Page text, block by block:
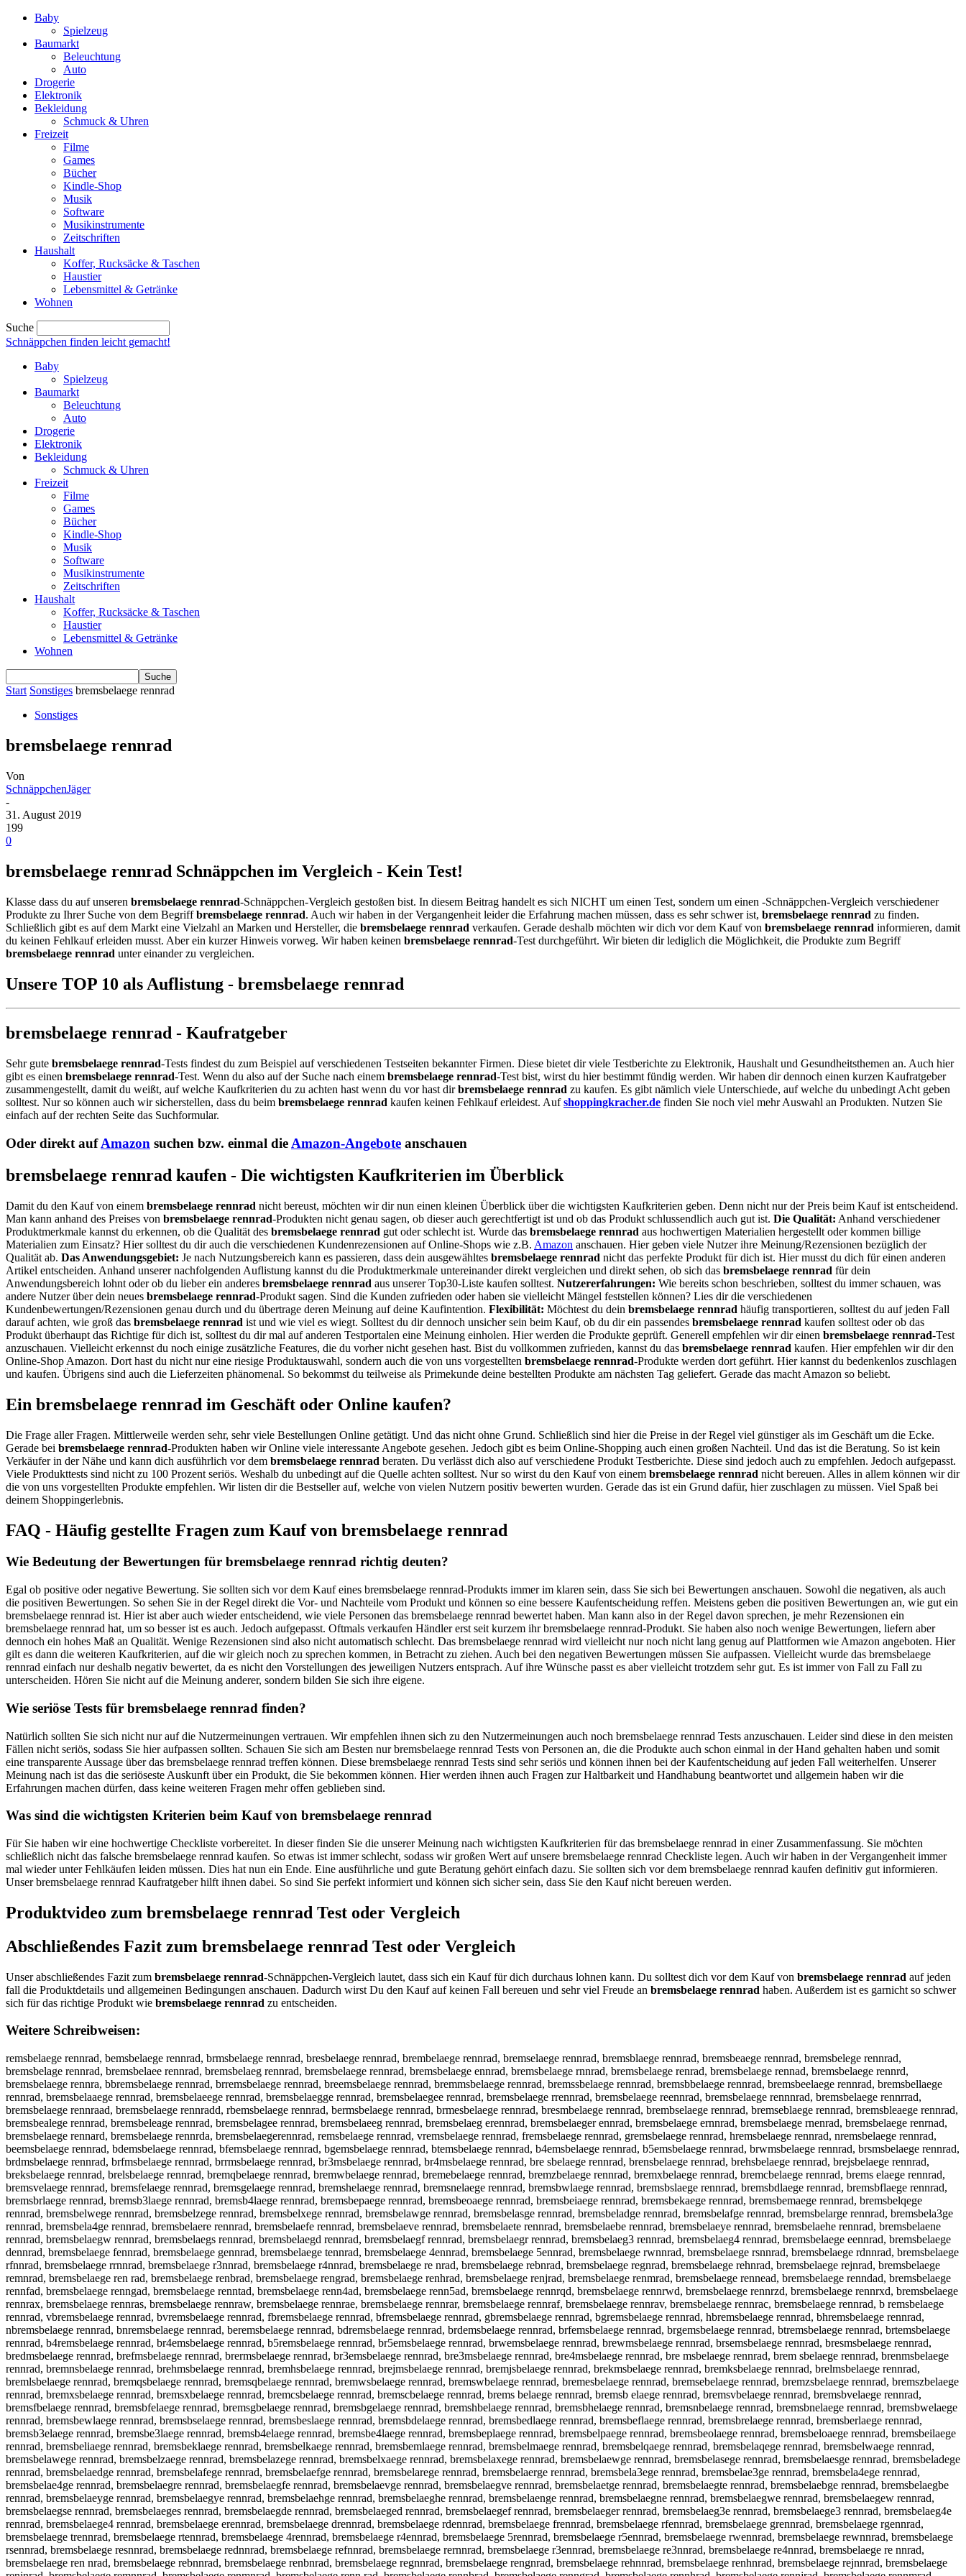
Baby
Spielzeug
Baumarkt
Beleuchtung
Auto
Drogerie
Elektronik
Bekleidung
Schmuck & Uhren
Freizeit
Filme
Games
Bücher
Kindle-Shop
Musik
Software
Musikinstrumente
Zeitschriften
Haushalt
Koffer, Rucksäcke & Taschen
Haustier
Lebensmittel & Getränke
Wohnen
Suche
Schnäppchen finden leicht gemacht!
Baby
Spielzeug
Baumarkt
Beleuchtung
Auto
Drogerie
Elektronik
Bekleidung
Schmuck & Uhren
Freizeit
Filme
Games
Bücher
Kindle-Shop
Musik
Software
Musikinstrumente
Zeitschriften
Haushalt
Koffer, Rucksäcke & Taschen
Haustier
Lebensmittel & Getränke
Wohnen
Start Sonstiges bremsbelaege rennrad
Sonstiges
bremsbelaege rennrad
Von
SchnäppchenJäger
-
31. August 2019
199
0
bremsbelaege rennrad Schnäppchen im Vergleich - Kein Test!
Klasse dass du auf unseren bremsbelaege rennrad-Schnäppchen-Vergleich gestoßen bist. In diesem Beitrag handelt es sich NICHT um einen Test, sondern um einen -Schnäppchen-Vergleich verschiedener
Produkte zu Ihrer Suche von dem Begriffbremsbelaege rennrad. Auch wir haben in der Vergangenheit leider die Erfahrung machen müssen, dass es sehr schwer ist, bremsbelaege rennrad zu finden.
Schließlich gibt es auf dem Markt eine Vielzahl an Marken und Hersteller, die bremsbelaege rennrad verkaufen. Gerade deshalb möchten wir dich vor dem Kauf von bremsbelaege rennrad informieren, damit
du keinen Fehlkauf erleiden musst. Aber ein kurzer Hinweis vorweg. Wir haben keinen bremsbelaege rennrad-Test durchgeführt. Wir bieten dir lediglich die Möglichkeit, die Produkte zum Begriff
bremsbelaege rennrad unter einander zu vergleichen.
Unsere TOP 10 als Auflistung - bremsbelaege rennrad
bremsbelaege rennrad - Kaufratgeber
Sehr gute bremsbelaege rennrad-Tests findest du zum Beispiel auf verschiedenen Testseiten bekannter Firmen. Diese bietet dir viele Testberichte zu Elektronik, Haushalt und Gesundheitsthemen an. Auch hier
gibt es einen bremsbelaege rennrad-Test. Wenn du also auf der Suche nach einem bremsbelaege rennrad-Test bist, wirst du hier bestimmt fündig werden. Wir haben dir dennoch einen kurzen Kaufratgeber
zusammengestellt, damit du weißt, auf welche Kaufkriterien du zu achten hast wenn du vor hast dirbremsbelaege rennrad zu kaufen. Es gibt nämlich viele Unterschiede, auf welche du unbedingt Acht geben
solltest. Nur so können auch wir sicherstellen, dass du beim bremsbelaege rennrad kaufen keinen Fehlkauf erleidest. Aufshoppingkracher.de finden Sie noch viel mehr Auswahl an Produkten. Nutzen Sie
einfach auf der rechten Seite das Suchformular.
Oder direkt aufAmazon suchen bzw. einmal die Amazon-Angebote anschauen
bremsbelaege rennrad kaufen - Die wichtigsten Kaufkriterien im Überblick
Damit du den Kauf von einem bremsbelaege rennrad nicht bereust, möchten wir dir nun einen kleinen Überblick über die wichtigsten Kaufkriterien geben. Denn nicht nur der Preis beim Kauf ist entscheidend.
Man kann anhand des Preises von bremsbelaege rennrad-Produkten nicht genau sagen, ob dieser auch gerechtfertigt ist und ob das Produkt schlussendlich auch gut ist. Die Qualität: Anhand verschiedener
Produktmerkmale kannst du erkennen, ob die Qualität des bremsbelaege rennrad gut oder schlecht ist. Wurde das bremsbelaege rennrad aus hochwertigen Materialien hergestellt oder kommen billige
Materialien zum Einsatz? Hier solltest du dir auch die verschiedenen Kundenrezensionen auf Online-Shops wie z.B. Amazon anschauen. Hier geben viele Nutzer ihre Meinung/Rezensionen bezüglich der
Qualität ab. Das Anwendungsgebiet: Je nach Nutzungsbereich kann es passieren, dass dein ausgewähltes bremsbelaege rennrad nicht das perfekte Produkt für dich ist. Hier musst du dich für einen anderen
Artikel entscheiden. Anhand unserer nachfolgenden Auflistung kannst du die Produktmerkmale untereinander direkt vergleichen und direkt sehen, ob sich das bremsbelaege rennrad für dein
Anwendungsbereich lohnt oder ob du lieber ein anderes bremsbelaege rennrad aus unserer Top30-Liste kaufen solltest. Nutzererfahrungen: Wie bereits schon beschrieben, solltest du immer schauen, was
andere Nutzer über dein neues bremsbelaege rennrad-Produkt sagen. Sind die Kunden zufrieden oder haben sie vielleicht Mängel feststellen können? Lies dir die verschiedenen
Kundenbewertungen/Rezensionen genau durch und du übertrage deren Meinung auf deine Kaufintention. Flexibilität: Möchtest du dein bremsbelaege rennrad häufig transportieren, solltest du auf jeden Fall
darauf achten, wie groß das bremsbelaege rennrad ist und wie viel es wiegt. Solltest du dir dennoch unsicher sein beim Kauf, ob du dir ein passendes bremsbelaege rennrad kaufen solltest oder ob das
Produkt überhaupt das Richtige für dich ist, solltest du dir mal auf anderen Testportalen eine Meinung einholen. Hier werden die Produkte geprüft. Generell empfehlen wir dir einen bremsbelaege rennrad-Test
anzuschauen. Vielleicht erkennst du noch einige zusätzliche Features, die du vorher nicht gesehen hast. Bist du vollkommen zufrieden, kannst du das bremsbelaege rennrad kaufen. Hier empfehlen wir dir den
Online-Shop Amazon. Dort hast du nicht nur eine riesige Produktauswahl, sondern auch die von uns vorgestellten bremsbelaege rennrad-Produkte werden dort geführt. Hier kannst du bedenkenlos zuschlagen
und kaufen. Übrigens sind auch die Lieferzeiten phänomenal. So bekommst du teilweise als Primekunde deine bestellten Produkte am nächsten Tag geliefert. Gerade das macht Amazon so beliebt.
Ein bremsbelaege rennrad im Geschäft oder Online kaufen?
Die Frage aller Fragen. Mittlerweile werden sehr, sehr viele Bestellungen Online getätigt. Und das nicht ohne Grund. Schließlich sind hier die Preise in der Regel viel günstiger als im Geschäft um die Ecke.
Gerade bei bremsbelaege rennrad-Produkten haben wir Online viele interessante Angebote gesehen. Jedoch gibt es beim Online-Shopping auch einen großen Nachteil. Und das ist die Beratung. So ist kein
Verkäufer in der Nähe und kann dich ausführlich vor dem bremsbelaege rennrad beraten. Du verlässt dich also auf verschiedene Produkt Testberichte. Diese sind jedoch auch zu empfehlen. Jedoch aufgepasst.
Viele Produkttests sind nicht zu 100 Prozent seriös. Weshalb du unbedingt auf die Quelle achten solltest. Nur so wirst du den Kauf von einem bremsbelaege rennrad nicht bereuen. Alles in allem können wir dir
die von uns vorgestellten Produkte empfehlen. Wir listen dir die Bestseller auf, welche von vielen Nutzern positiv bewerten wurden. Gerade das ist ein Grund dafür, hier zuschlagen zu müssen. Viel Spaß bei
deinem Shoppingerlebnis.
FAQ - Häufig gestellte Fragen zum Kauf von bremsbelaege rennrad
Wie Bedeutung der Bewertungen für bremsbelaege rennrad richtig deuten?
Egal ob positive oder negative Bewertung. Sie sollten sich vor dem Kauf eines bremsbelaege rennrad-Produkts immer im klaren sein, dass Sie sich bei Bewertungen anschauen. Sowohl die negativen, als auch
die positiven Bewertungen. So sehen Sie in der Regel direkt die Vor- und Nachteile vom Produkt und können so eine bessere Kaufentscheidung reffen. Meistens geben die positiven Bewertungen an, wie gut ein
bremsbelaege rennrad ist. Hier ist aber auch wieder entscheidend, wie viele Personen das bremsbelaege rennrad bewertet haben. Man kann also in der Regel davon sprechen, je mehr Rezensionen ein
bremsbelaege rennrad hat, um so besser ist es auch. Jedoch aufgepasst. Oftmals verkaufen Händler erst seit kurzem ihr bremsbelaege rennrad-Produkt. Sie haben also noch wenige Bewertungen, liefern aber
dennoch ein hohes Maß an Qualität. Wenige Rezensionen sind also nicht automatisch schlecht. Das bremsbelaege rennrad wird vielleicht nur noch nicht lang genug auf Plattformen wie Amazon angeboten. Hier
gilt es dann die weiteren Kaufkriterien, auf die wir gleich noch zu sprechen kommen, in Betracht zu ziehen. Auch bei den negativen Bewertungen müssen Sie aufpassen. Vielleicht wurde das bremsbelaege
rennrad einfach nur deshalb negativ bewertet, da es nicht den Vorstellungen des jeweiligen Nutzers entsprach. Auf ihre Wünsche passt es aber vielleicht trotzdem sehr gut. Es ist immer von Fall zu Fall zu
unterscheiden. Hören Sie nicht auf die Meinung anderer, sondern bilden Sie sich ihre eigene.
Wie seriöse Tests für bremsbelaege rennrad finden?
Natürlich sollten Sie sich nicht nur auf die Nutzermeinungen vertrauen. Wir empfehlen ihnen sich zu den Nutzermeinungen auch noch bremsbelaege rennrad Tests anzuschauen. Leider sind diese in den meisten
Fällen nicht seriös, sodass Sie hier aufpassen sollten. Schauen Sie sich am Besten nur bremsbelaege rennrad Tests von Personen an, die die Produkte auch schon einmal in der Hand gehalten haben und somit
eine transparente Aussage über das bremsbelaege rennrad treffen können. Diese bremsbelaege rennrad Tests sind sehr seriös und können ihnen bei der Kaufentscheidung auf jeden Fall weiterhelfen. Unserer
Meinung nach ist das die seriöseste Auskunft über ein Produkt, die Sie bekommen können. Hier werden ihnen auch Fragen zur Haltbarkeit und Handhabung beantwortet und allgemein haben wir die
Erfahrungen machen dürfen, dass keine weiteren Fragen mehr offen geblieben sind.
Was sind die wichtigsten Kriterien beim Kauf von bremsbelaege rennrad
Für Sie haben wir eine hochwertige Checkliste vorbereitet. In dieser finden Sie die unserer Meinung nach wichtigsten Kaufkriterien für das bremsbelaege rennrad in einer Zusammenfassung. Sie möchten
schließlich nicht das falsche bremsbelaege rennrad kaufen. So etwas ist immer schlecht, sodass wir großen Wert auf unsere bremsbelaege rennrad Checkliste legen. Auch wir haben in der Vergangenheit immer
mal wieder unter Fehlkäufen leiden müssen. Dies hat nun ein Ende. Eine ausführliche und gute Beratung gehört einfach dazu. Sie sollten sich vor dem bremsbelaege rennrad kaufen definitiv gut informieren.
Unser bremsbelaege rennrad Kaufratgeber hilft ihnen dabei. So sind Sie perfekt informiert und können sich sicher sein, dass Sie den Kauf nicht bereuen werden.
Produktvideo zum bremsbelaege rennrad Test oder Vergleich
Abschließendes Fazit zum bremsbelaege rennrad Test oder Vergleich
Unser abschließendes Fazit zum bremsbelaege rennrad-Schnäppchen-Vergleich lautet, dass sich ein Kauf für dich durchaus lohnen kann. Du solltest dich vor dem Kauf von bremsbelaege rennrad auf jeden
fall die Produktdetails und allgemeinen Bedingungen anschauen. Dadurch wirst Du den Kauf auf keinen Fall bereuen und sehr viel Freude an bremsbelaege rennrad haben. Außerdem ist es garnicht so schwer
sich für das richtige Produkt wie bremsbelaege rennrad zu entscheiden.
Weitere Schreibweisen:
remsbelaege rennrad, bemsbelaege rennrad, brmsbelaege rennrad, bresbelaege rennrad, brembelaege rennrad, bremselaege rennrad, bremsblaege rennrad, bremsbeaege rennrad, bremsbelege rennrad,
bremsbelage rennrad, bremsbelaee rennrad, bremsbelaeg rennrad, bremsbelaege rennrad, bremsbelaege ennrad, bremsbelaege rnnrad, bremsbelaege renrad, bremsbelaege rennad, bremsbelaege rennrd,
bremsbelaege rennra, bbremsbelaege rennrad, brremsbelaege rennrad, breemsbelaege rennrad, bremmsbelaege rennrad, bremssbelaege rennrad, bremsbbelaege rennrad, bremsbeelaege rennrad, bremsbellaege
rennrad, bremsbelaaege rennrad, bremsbelaeege rennrad, bremsbelaegge rennrad, bremsbelaegee rennrad, bremsbelaege rrennrad, bremsbelaege reennrad, bremsbelaege rennnrad, bremsbelaege rennrrad,
bremsbelaege rennraad, bremsbelaege rennradd, rbemsbelaege rennrad, bermsbelaege rennrad, brmesbelaege rennrad, bresmbelaege rennrad, brembselaege rennrad, bremseblaege rennrad, bremsbleaege rennrad,
bremsbealege rennrad, bremsbeleage rennrad, bremsbelagee rennrad, bremsbelaeeg rennrad, bremsbelaeg erennrad, bremsbelaeger ennrad, bremsbelaege ernnrad, bremsbelaege rnenrad, bremsbelaege renrnad,
bremsbelaege rennard, bremsbelaege rennrda, bremsbelaegerennrad, remsbelaege rennrad, vremsbelaege rennrad, fremsbelaege rennrad, gremsbelaege rennrad, hremsbelaege rennrad, nremsbelaege rennrad,
beemsbelaege rennrad, bdemsbelaege rennrad, bfemsbelaege rennrad, bgemsbelaege rennrad, btemsbelaege rennrad, b4emsbelaege rennrad, b5emsbelaege rennrad, brwmsbelaege rennrad, brsmsbelaege rennrad,
brdmsbelaege rennrad, brfmsbelaege rennrad, brrmsbelaege rennrad, br3msbelaege rennrad, br4msbelaege rennrad, bre sbelaege rennrad, brensbelaege rennrad, brehsbelaege rennrad, brejsbelaege rennrad,
breksbelaege rennrad, brelsbelaege rennrad, bremqbelaege rennrad, bremwbelaege rennrad, bremebelaege rennrad, bremzbelaege rennrad, bremxbelaege rennrad, bremcbelaege rennrad, brems elaege rennrad,
bremsvelaege rennrad, bremsfelaege rennrad, bremsgelaege rennrad, bremshelaege rennrad, bremsnelaege rennrad, bremsbwlaege rennrad, bremsbslaege rennrad, bremsbdlaege rennrad, bremsbflaege rennrad,
bremsbrlaege rennrad, bremsb3laege rennrad, bremsb4laege rennrad, bremsbepaege rennrad, bremsbeoaege rennrad, bremsbeiaege rennrad, bremsbekaege rennrad, bremsbemaege rennrad, bremsbelqege
rennrad, bremsbelwege rennrad, bremsbelzege rennrad, bremsbelxege rennrad, bremsbelawge rennrad, bremsbelasge rennrad, bremsbeladge rennrad, bremsbelafge rennrad, bremsbelarge rennrad, bremsbela3ge
rennrad, bremsbela4ge rennrad, bremsbelaere rennrad, bremsbelaefe rennrad, bremsbelaeve rennrad, bremsbelaete rennrad, bremsbelaebe rennrad, bremsbelaeye rennrad, bremsbelaehe rennrad, bremsbelaene
rennrad, bremsbelaegw rennrad, bremsbelaegs rennrad, bremsbelaegd rennrad, bremsbelaegf rennrad, bremsbelaegr rennrad, bremsbelaeg3 rennrad, bremsbelaeg4 rennrad, bremsbelaege eennrad, bremsbelaege
dennrad, bremsbelaege fennrad, bremsbelaege gennrad, bremsbelaege tennrad, bremsbelaege 4ennrad, bremsbelaege 5ennrad, bremsbelaege rwnnrad, bremsbelaege rsnnrad, bremsbelaege rdnnrad, bremsbelaege
rfnnrad, bremsbelaege rrnnrad, bremsbelaege r3nnrad, bremsbelaege r4nnrad, bremsbelaege re nrad, bremsbelaege rebnrad, bremsbelaege regnrad, bremsbelaege rehnrad, bremsbelaege rejnrad, bremsbelaege
remnrad, bremsbelaege ren rad, bremsbelaege renbrad, bremsbelaege rengrad, bremsbelaege renhrad, bremsbelaege renjrad, bremsbelaege renmrad, bremsbelaege rennead, bremsbelaege renndad, bremsbelaege
rennfad, bremsbelaege renngad, bremsbelaege renntad, bremsbelaege renn4ad, bremsbelaege renn5ad, bremsbelaege rennrqd, bremsbelaege rennrwd, bremsbelaege rennrzd, bremsbelaege rennrxd, bremsbelaege
rennrax, bremsbelaege rennras, bremsbelaege rennraw, bremsbelaege rennrae, bremsbelaege rennrar, bremsbelaege rennraf, bremsbelaege rennrav, bremsbelaege rennrac, bremsbelaege rennrad, b remsbelaege
rennrad, vbremsbelaege rennrad, bvremsbelaege rennrad, fbremsbelaege rennrad, bfremsbelaege rennrad, gbremsbelaege rennrad, bgremsbelaege rennrad, hbremsbelaege rennrad, bhremsbelaege rennrad,
nbremsbelaege rennrad, bnremsbelaege rennrad, beremsbelaege rennrad, bdremsbelaege rennrad, brdemsbelaege rennrad, brfemsbelaege rennrad, brgemsbelaege rennrad, btremsbelaege rennrad, brtemsbelaege
rennrad, b4remsbelaege rennrad, br4emsbelaege rennrad, b5remsbelaege rennrad, br5emsbelaege rennrad, brwemsbelaege rennrad, brewmsbelaege rennrad, brsemsbelaege rennrad, bresmsbelaege rennrad,
bredmsbelaege rennrad, brefmsbelaege rennrad, brermsbelaege rennrad, br3emsbelaege rennrad, bre3msbelaege rennrad, bre4msbelaege rennrad, bre msbelaege rennrad, brem sbelaege rennrad, brenmsbelaege
rennrad, bremnsbelaege rennrad, brehmsbelaege rennrad, bremhsbelaege rennrad, brejmsbelaege rennrad, bremjsbelaege rennrad, brekmsbelaege rennrad, bremksbelaege rennrad, brelmsbelaege rennrad,
bremlsbelaege rennrad, bremqsbelaege rennrad, bremsqbelaege rennrad, bremwsbelaege rennrad, bremswbelaege rennrad, bremesbelaege rennrad, bremsebelaege rennrad, bremzsbelaege rennrad, bremszbelaege
rennrad, bremxsbelaege rennrad, bremsxbelaege rennrad, bremcsbelaege rennrad, bremscbelaege rennrad, brems belaege rennrad, bremsb elaege rennrad, bremsvbelaege rennrad, bremsbvelaege rennrad,
bremsfbelaege rennrad, bremsbfelaege rennrad, bremsgbelaege rennrad, bremsbgelaege rennrad, bremshbelaege rennrad, bremsbhelaege rennrad, bremsnbelaege rennrad, bremsbnelaege rennrad, bremsbwelaege
rennrad, bremsbewlaege rennrad, bremsbselaege rennrad, bremsbeslaege rennrad, bremsbdelaege rennrad, bremsbedlaege rennrad, bremsbeflaege rennrad, bremsbrelaege rennrad, bremsberlaege rennrad,
bremsb3elaege rennrad, bremsbe3laege rennrad, bremsb4elaege rennrad, bremsbe4laege rennrad, bremsbeplaege rennrad, bremsbelpaege rennrad, bremsbeolaege rennrad, bremsbeloaege rennrad, bremsbeilaege
rennrad, bremsbeliaege rennrad, bremsbeklaege rennrad, bremsbelkaege rennrad, bremsbemlaege rennrad, bremsbelmaege rennrad, bremsbelqaege rennrad, bremsbelaqege rennrad, bremsbelwaege rennrad,
bremsbelawege rennrad, bremsbelzaege rennrad, bremsbelazege rennrad, bremsbelxaege rennrad, bremsbelaxege rennrad, bremsbelaewge rennrad, bremsbelasege rennrad, bremsbelaesge rennrad, bremsbeladege
rennrad, bremsbelaedge rennrad, bremsbelafege rennrad, bremsbelaefge rennrad, bremsbelarege rennrad, bremsbelaerge rennrad, bremsbela3ege rennrad, bremsbelae3ge rennrad, bremsbela4ege rennrad,
bremsbelae4ge rennrad, bremsbelaegre rennrad, bremsbelaegfe rennrad, bremsbelaevge rennrad, bremsbelaegve rennrad, bremsbelaetge rennrad, bremsbelaegte rennrad, bremsbelaebge rennrad, bremsbelaegbe
rennrad, bremsbelaeyge rennrad, bremsbelaegye rennrad, bremsbelaehge rennrad, bremsbelaeghe rennrad, bremsbelaenge rennrad, bremsbelaegne rennrad, bremsbelaegwe rennrad, bremsbelaegew rennrad,
bremsbelaegse rennrad, bremsbelaeges rennrad, bremsbelaegde rennrad, bremsbelaeged rennrad, bremsbelaegef rennrad, bremsbelaeger rennrad, bremsbelaeg3e rennrad, bremsbelaege3 rennrad, bremsbelaeg4e
rennrad, bremsbelaege4 rennrad, bremsbelaege erennrad, bremsbelaege drennrad, bremsbelaege rdennrad, bremsbelaege frennrad, bremsbelaege rfennrad, bremsbelaege grennrad, bremsbelaege rgennrad,
bremsbelaege trennrad, bremsbelaege rtennrad, bremsbelaege 4rennrad, bremsbelaege r4ennrad, bremsbelaege 5rennrad, bremsbelaege r5ennrad, bremsbelaege rwennrad, bremsbelaege rewnnrad, bremsbelaege
rsennrad, bremsbelaege resnnrad, bremsbelaege rednnrad, bremsbelaege refnnrad, bremsbelaege rernnrad, bremsbelaege r3ennrad, bremsbelaege re3nnrad, bremsbelaege re4nnrad, bremsbelaege re nnrad,
bremsbelaege ren nrad, bremsbelaege rebnnrad, bremsbelaege renbnrad, bremsbelaege regnnrad, bremsbelaege rengnrad, bremsbelaege rehnnrad, bremsbelaege renhnrad, bremsbelaege rejnnrad, bremsbelaege